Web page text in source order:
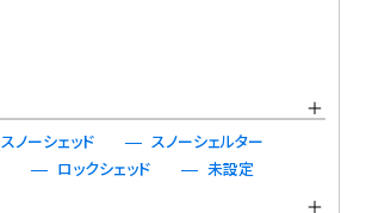
スノーシェッド
スノーシェルター
ロックシェッド
未設定